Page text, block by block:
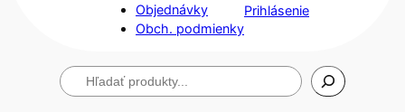
Objednávky
Obch. podmienky
Prihlásenie
Hľadanie